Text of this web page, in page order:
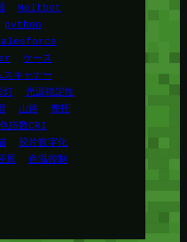
Moltbot
python
ケース
スキャナー
灯
光源稳定性
山路
摩托
指数CRI
胶片数字化
原
色温控制